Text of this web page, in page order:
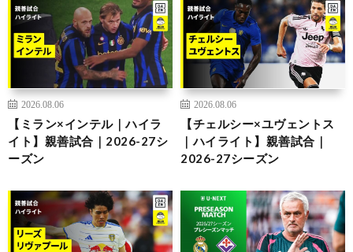
2026.08.06
【ミラン×インテル｜ハイラ
イト】親善試合｜2026-27シ
ーズン
2026.08.06
【チェルシー×ユヴェントス
｜ハイライト】親善試合｜
2026-27シーズン